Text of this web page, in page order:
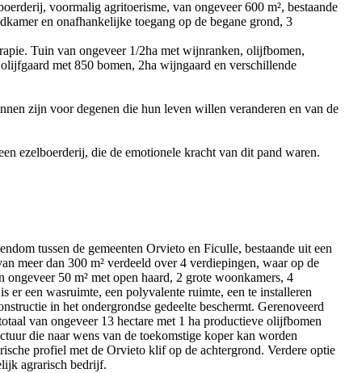
voormalig agritoerisme, van ongeveer 600 m², bestaande
en onafhankelijke toegang op de begane grond, 3
Tuin van ongeveer 1/2ha met wijnranken, olijfbomen,
met 850 bomen, 2ha wijngaard en verschillende
zijn voor degenen die hun leven willen veranderen en van de
ezelboerderij, die de emotionele kracht van dit pand waren.
tussen de gemeenten Orvieto en Ficulle, bestaande uit een
meer dan 300 m² verdeeld over 4 verdiepingen, waar op de
50 m² met open haard, 2 grote woonkamers, 4
er een wasruimte, een polyvalente ruimte, een te installeren
in het ondergrondse gedeelte beschermt. Gerenoveerd
van ongeveer 13 hectare met 1 ha productieve olijfbomen
die naar wens van de toekomstige koper kan worden
profiel met de Orvieto klif op de achtergrond. Verdere optie
agrarisch bedrijf.